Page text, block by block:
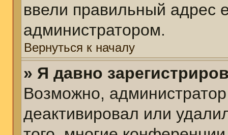
ввели правильный адрес
администратором.
Вернуться к началу
» Я давно
Возможно,
деактивировал или